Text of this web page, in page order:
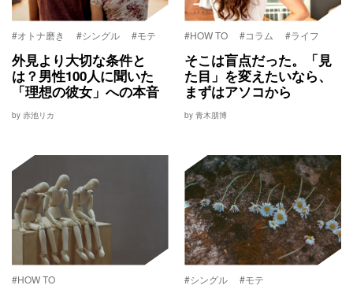
#オトナ磨き #シングル #モテ
外見より大切な条件と
は？男性100人に聞いた
「理想の彼女」への本音
by 赤池リカ
#HOW TO #コラム #ライフ
そこは盲点だった。「見
た目」を変えたいなら、
まずはアソコから
by 青木朋博
#HOW TO #シングル #モテ